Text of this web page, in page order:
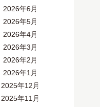
2026年6月
2026年5月
2026年4月
2026年3月
2026年2月
2026年1月
2025年12月
2025年11月